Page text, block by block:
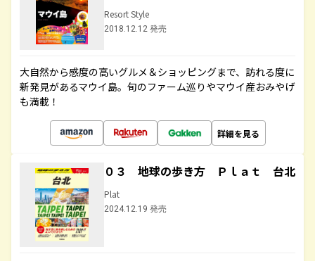
Resort Style
2018.12.12 発売
大自然から感度の高いグルメ＆ショッピングまで、訪れる度に
新発見があるマウイ島。旬のファーム巡りやマウイ産おみやげ
も満載！
詳細を見る
０３ 地球の歩き方 Ｐｌａｔ 台北
Plat
2024.12.19 発売